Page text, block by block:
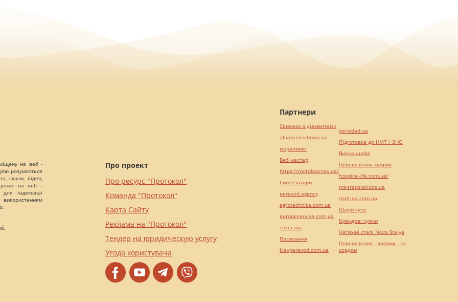
на веб -
розуміються
скани, відео,
на веб -
індексації
Про проект
Про ресурс "Протокол"
Команда "Протокол"
Карта Сайту
Реклама на "Протокол"
Тендер на юридическую услугу
Угода користувача
Партнери
Сережки з діамантами
alliancetechnika.ua
миралинкс
Веб мастер
https://motokosmos.ua/
Синтезатори
perevod.agency
agrotechnika.com.ua
europeservice.com.ua
текст юа
Посилання
kievperevod.com.ua
pereklad.ua
Підготовка до НМТ / ЗНО
Винна шафа
Перевезення хворих
hospice-life.com.ua/
mk-translations.ua
maltina.com.ua
Шафи купе
Брендові сумки
Натяжні стелі Nova Stelya
Перевезення хворих за
кордон